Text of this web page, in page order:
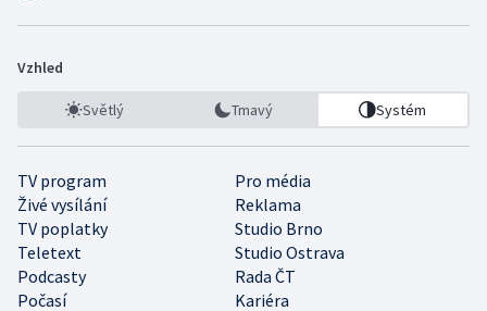
Vzhled
Světlý Tmavý Systém
TV program
Pro média
Živé vysílání
Reklama
TV poplatky
Studio Brno
Teletext
Studio Ostrava
Podcasty
Rada ČT
Počasí
Kariéra